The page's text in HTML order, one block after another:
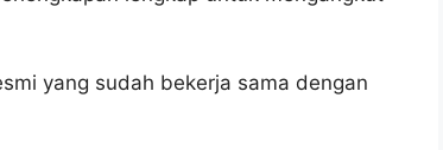
yang sudah bekerja sama dengan